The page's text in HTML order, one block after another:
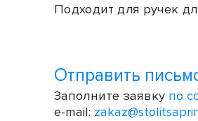
Подходит для ручек
Отправить
Заполните заявку по
e-mail: